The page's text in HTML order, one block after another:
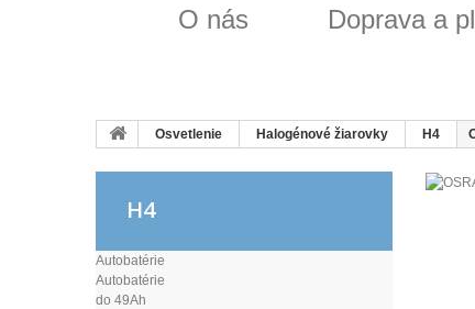
O nás Doprava a
Osvetlenie Halogénové žiarovky H4
H4
Autobatérie
Autobatérie
do 49Ah